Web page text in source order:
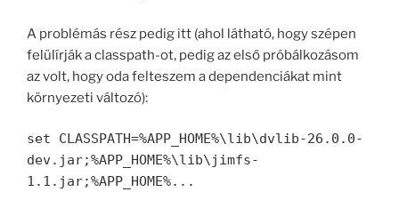
A problémás rész pedig itt (ahol látható, hogy szépen
felülírják a classpath-ot, pedig az első próbálkozásom
az volt, hogy oda felteszem a dependenciákat mint
környezeti változó):
set CLASSPATH=%APP_HOME%\lib\dvlib-26.0.0-
dev.jar;%APP_HOME%\lib\jimfs-
1.1.jar;%APP_HOME%...